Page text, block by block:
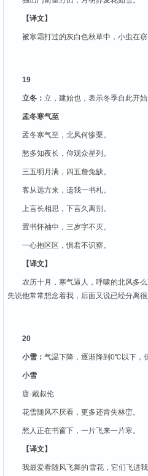
【译文】
被寒霜打过的灰白色秋草中，小虫在
19
立冬： 立，建始也，表示冬季自此开
孟冬寒气至
孟冬寒气至，北风何惨栗。
愁多知夜长，仰观众星列。
三五明月满，四五詹兔缺。
客从远方来，遗我一书札。
上言长相思，下言久离别。
置书怀袖中，三岁字不灭。
一心抱区区，惧君不识察。
【译文】
农历十月，寒气逼人，呼啸的北风多
先说他常常想念着我，后面又说已经分离
20
小雪： 气温下降，逐渐降到0℃以下，
小雪
唐·戴叔伦
花雪随风不厌看，更多还肯失林峦。
愁人正在书窗下，一片飞来一片寒。
【译文】
我最爱看随风飞舞的雪花，它们飞进